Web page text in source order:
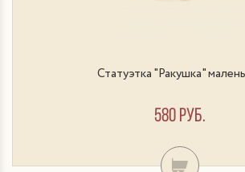
Статуэтка "Ракушка"
580 руб.